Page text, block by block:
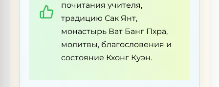
почитания учителя,
традицию Сак Янт,
монастырь Ват Банг Пхра,
молитвы, благословения и
состояние Кхонг Куэн.